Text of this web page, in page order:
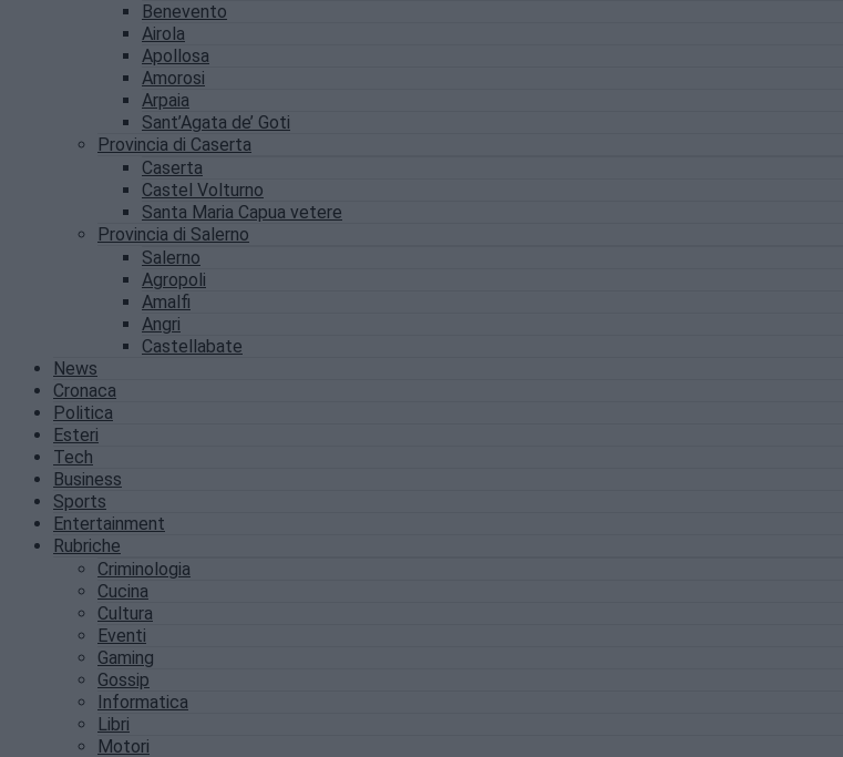
Benevento
Airola
Apollosa
Amorosi
Arpaia
Sant’Agata de’ Goti
Provincia di Caserta
Caserta
Castel Volturno
Santa Maria Capua vetere
Provincia di Salerno
Salerno
Agropoli
Amalfi
Angri
Castellabate
News
Cronaca
Politica
Esteri
Tech
Business
Sports
Entertainment
Rubriche
Criminologia
Cucina
Cultura
Eventi
Gaming
Gossip
Informatica
Libri
Motori